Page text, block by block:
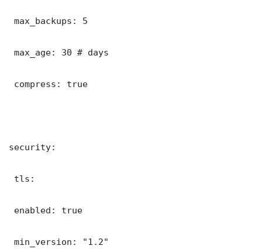
max_backups: 5
max_age: 30 # days
compress: true
security:
tls:
enabled: true
min_version: "1.2"